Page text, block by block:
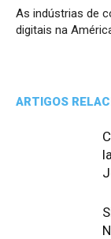
As indústrias de
digitais na
ARTIGOS